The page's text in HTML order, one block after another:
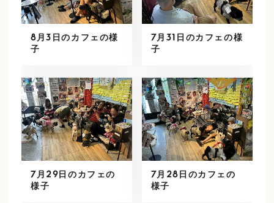
8月3日のカフェの様
子
7月31日のカフェの様
子
7月29日のカフェの
様子
7月28日のカフェの
様子